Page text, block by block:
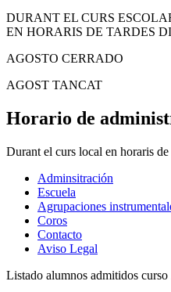
DURANT EL CURS
EN HORARIS DE TARDES
AGOSTO CERRADO
AGOST TANCAT
Horario de
Durant el curs local en horaris
Adminsitración
Escuela
Agrupaciones
Coros
Contacto
Aviso Legal
Listado alumnos admitidos